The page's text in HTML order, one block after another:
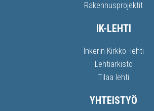
Rakennusprojektit
IK-LEHTI
Inkerin Kirkko -lehti
Lehtiarkisto
Tilaa lehti
YHTEISTYÖ